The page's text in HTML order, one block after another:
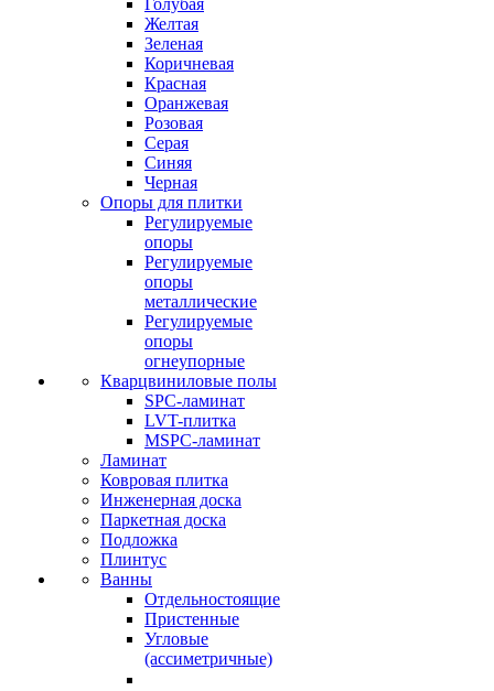
Голубая
Желтая
Зеленая
Коричневая
Красная
Оранжевая
Розовая
Серая
Синяя
Черная
Опоры для плитки
Регулируемые
опоры
Регулируемые
опоры
металлические
Регулируемые
опоры
огнеупорные
Кварцвиниловые полы
SPC-ламинат
LVT-плитка
MSPC-ламинат
Ламинат
Ковровая плитка
Инженерная доска
Паркетная доска
Подложка
Плинтус
Ванны
Отдельностоящие
Пристенные
Угловые
(ассиметричные)